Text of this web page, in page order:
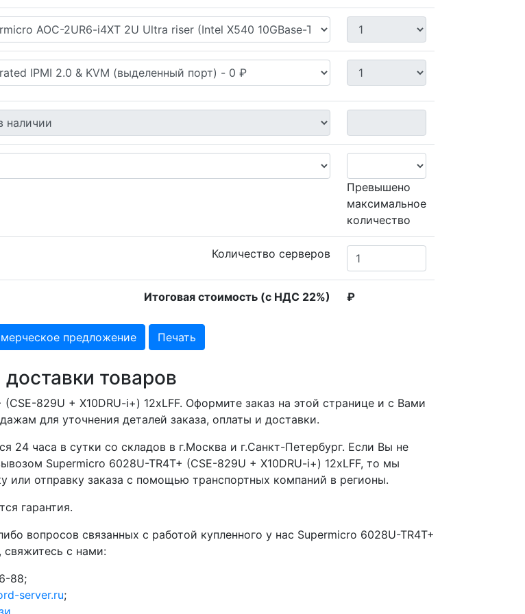
Превышено
максимальное
количество
Количество серверов
Итоговая стоимость (с НДС 22%) ₽
предложение Печать
товаров
829U + X10DRU-i+) 12xLFF. Оформите заказ на этой странице и с Вами
для уточнения деталей заказа, оплаты и доставки.
24 часа в сутки со складов в г.Москва и г.Санкт-Петербург. Если Вы не
Supermicro 6028U-TR4T+ (CSE-829U + X10DRU-i+) 12xLFF, то мы
или отправку заказа с помощью транспортных компаний в регионы.
гарантия.
вопросов связанных с работой купленного у нас Supermicro 6028U-TR4T+
свяжитесь с нами:
88;
server.ru;